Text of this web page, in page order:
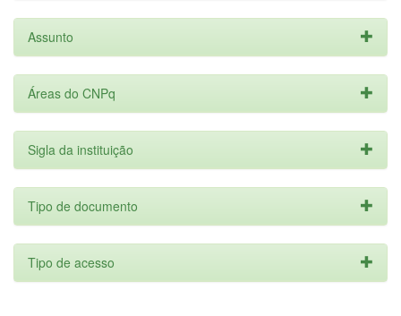
Assunto
Áreas do CNPq
Sigla da instituição
Tipo de documento
Tipo de acesso